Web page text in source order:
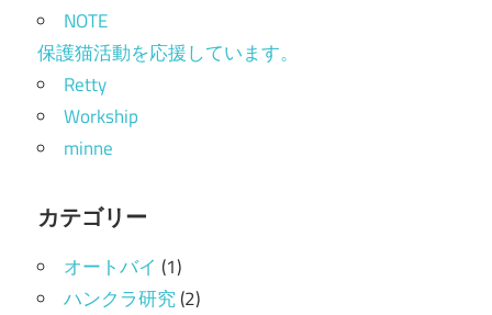
NOTE
保護猫活動を応援しています。
Retty
Workship
minne
カテゴリー
オートバイ (1)
ハンクラ研究(2)